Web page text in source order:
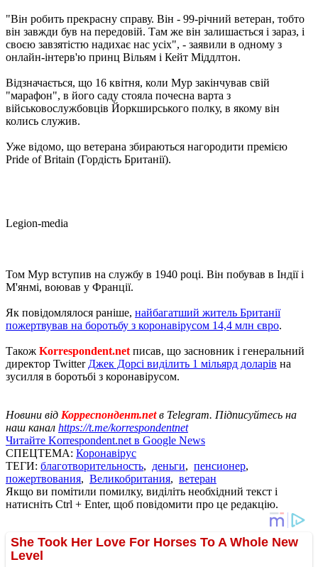
"Він робить прекрасну справу. Він - 99-річний ветеран, тобто
він завжди був на передовій. Там же він залишається і зараз, і
своєю завзятістю надихає нас усіх", - заявили в одному з
онлайн-інтерв'ю принц Вільям і Кейт Міддлтон.
Відзначається, що 16 квітня, коли Мур закінчував свій
"марафон", в його саду стояла почесна варта з
військовослужбовців Йоркширського полку, в якому він
колись служив.
Уже відомо, що ветерана збираються нагородити премією
Pride of Britain (Гордість Британії).
Legion-media
Том Мур вступив на службу в 1940 році. Він побував в Індії і
М'янмі, воював у Франції.
Як повідомлялося раніше, найбагатший житель Британії
пожертвував на боротьбу з коронавірусом 14,4 млн євро.
Також Korrespondent.net писав, що засновник і генеральний
директор Twitter Джек Дорсі виділить 1 мільярд доларів на
зусилля в боротьбі з коронавірусом.
Новини від Корреспондент.netв Telegram. Підписуйтесь на
наш канал https://t.me/korrespondentnet
Читайте Korrespondent.net в Google News
СПЕЦТЕМА: Коронавірус
ТЕГИ: благотворительность, деньги, пенсионер,
пожертвования, Великобритания, ветеран
Якщо ви помітили помилку, виділіть необхідний текст і
натисніть Ctrl + Enter, щоб повідомити про це редакцію.